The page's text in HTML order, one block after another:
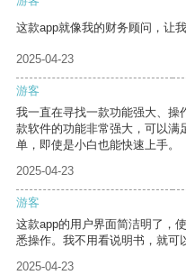
这款app就像我的财务顾问，让
2025-04-23
游客
我一直在寻找一款功能强大、操
款软件的功能非常强大，可以满
单，即使是小白也能快速上手。
2025-04-23
游客
这款app的用户界面简洁明了，
悉操作。我不用看说明书，就可
2025-04-23